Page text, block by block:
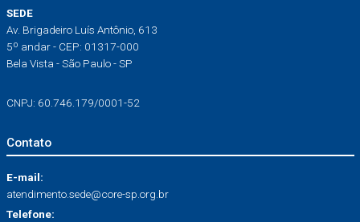
SEDE
Av. Brigadeiro Luís Antônio, 613
5º andar - CEP: 01317-000
Bela Vista - São Paulo - SP
CNPJ: 60.746.179/0001-52
Contato
E-mail:
atendimento.sede@core-sp.org.br
Telefone: